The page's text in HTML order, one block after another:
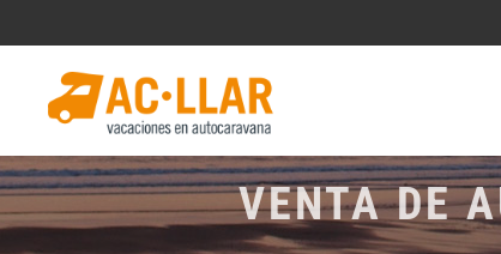
VENTA DE